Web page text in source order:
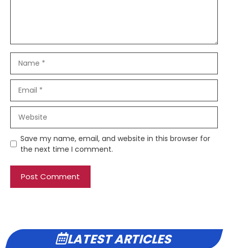
Save my name, email, and website in this browser for
the next time I comment.
LATEST ARTICLES